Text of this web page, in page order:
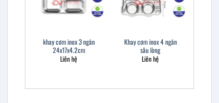
khay cơm inox 3 ngăn
24x17x4.2cm
Liên hệ
Khay cơm inox 4 ngăn
sâu lòng
Liên hệ